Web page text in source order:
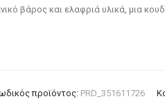
βάρος και ελαφριά υλικά, μια
προϊόντος: PRD_351611726